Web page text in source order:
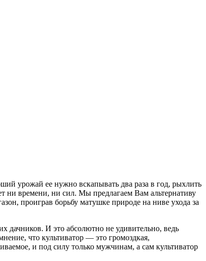
урожай ее нужно вскапывать два раза в год, рыхлить
ни времени, ни сил. Мы предлагаем Вам альтернативу
проиграв борьбу матушке природе на ниве ухода за
дачников. И это абсолютно не удивительно, ведь
что культиватор — это громоздкая,
и под силу только мужчинам, а сам культиватор